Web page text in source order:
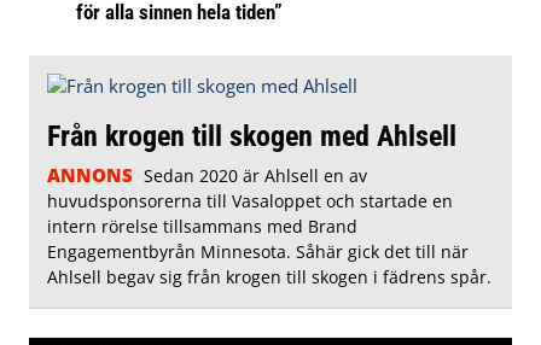
för alla sinnen hela tiden”
Från krogen till skogen med Ahlsell
ANNONS Sedan 2020 är Ahlsell en av
huvudsponsorerna till Vasaloppet och startade en
intern rörelse tillsammans med Brand
Engagementbyrån Minnesota. Såhär gick det till när
Ahlsell begav sig från krogen till skogen i fädrens spår.